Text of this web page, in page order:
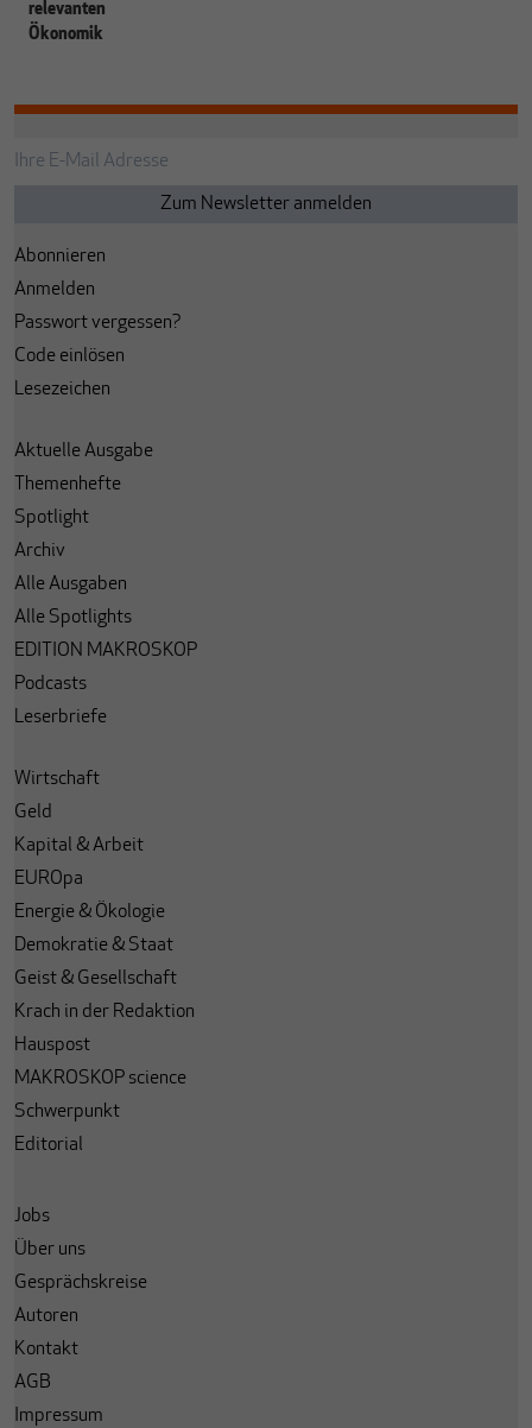
relevanten
Ökonomik
Abonnieren
Anmelden
Passwort vergessen?
Code einlösen
Lesezeichen
Aktuelle Ausgabe
Themenhefte
Spotlight
Archiv
Alle Ausgaben
Alle Spotlights
EDITION MAKROSKOP
Podcasts
Leserbriefe
Wirtschaft
Geld
Kapital & Arbeit
EUROpa
Energie & Ökologie
Demokratie & Staat
Geist & Gesellschaft
Krach in der Redaktion
Hauspost
MAKROSKOP science
Schwerpunkt
Editorial
Jobs
Über uns
Gesprächskreise
Autoren
Kontakt
AGB
Impressum